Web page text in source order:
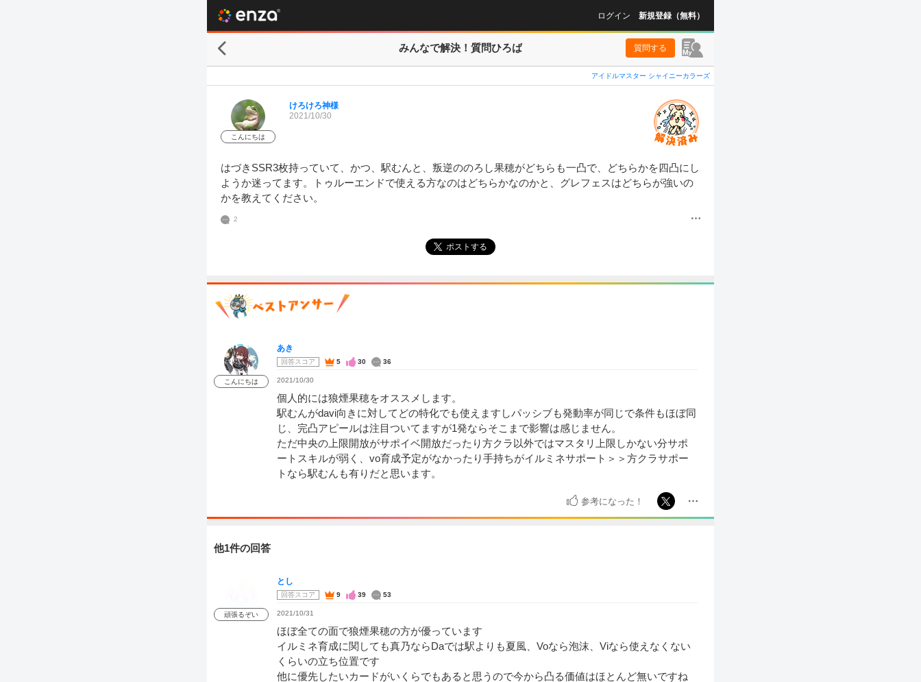
ログイン 新規登録（無料）
みんなで解決！ 質問ひろば 質問する
アイドルマスター シャイニーカラーズ
こんにちは
けろけろ神様
2021/10/30
はづきSSR3枚持っていて、かつ、駅むんと、叛逆ののろし果穂がどちらも一凸で、どちらかを四凸にし
ようか迷ってます。トゥルーエンドで使える方なのはどちらかなのかと、グレフェスはどちらが強いの
かを教えてください。
2
ポストする
こんにちは
あき
回答スコア 5 30 36
2021/10/30
個人的には狼煙果穂をオススメします。
駅むんがdavi向きに対してどの特化でも使えますしパッシブも発動率が同じで条件もほぼ同
じ、完凸アピールは注目ついてますが1発ならそこまで影響は感じません。
ただ中央の上限開放がサポイベ開放だったり方クラ以外ではマスタリ上限しかない分サポ
ートスキルが弱く、vo育成予定がなかったり手持ちがイルミネサポート＞＞方クラサポー
トなら駅むんも有りだと思います。
参考になった！
他1件の回答
頑張るぞい
とし
回答スコア 9 39 53
2021/10/31
ほぼ全ての面で狼煙果穂の方が優っています
イルミネ育成に関しても真乃ならDaでは駅よりも夏風、Voなら泡沫、Viなら使えなくない
くらいの立ち位置です
他に優先したいカードがいくらでもあると思うので今から凸る価値はほとんど無いですね